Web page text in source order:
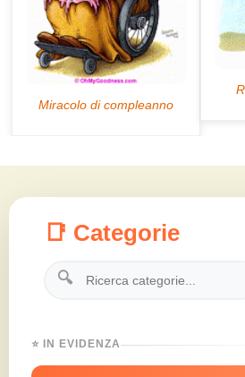
📑 Categorie
🔍
⭐ IN EVIDENZA